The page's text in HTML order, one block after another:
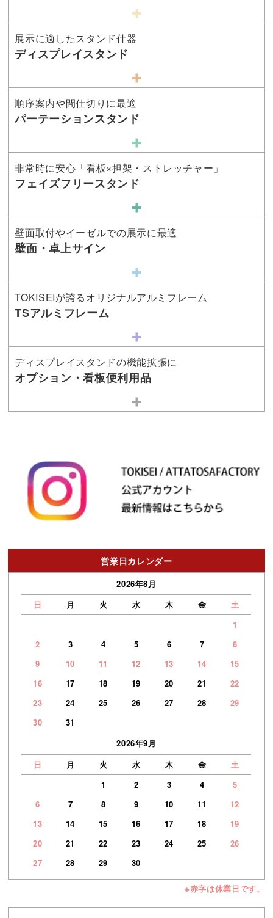
展示に適したスタンド什器
ディスプレイスタンド
順序案内や間仕切りに最適
パーテーションスタンド
非常時に安心「看板×担架・ストレッチャー」
フェイズフリースタンド
壁面取付やイーゼルでの展示に最適
壁面・卓上サイン
TOKISEIが誇るオリジナルアルミフレーム
TSアルミフレーム
ディスプレイスタンドの機能拡張に
オプション・看板便利用品
営業日カレンダー
2026年8月
日
月 火 水 木 金
土
1
2
3 4 5 6 7
8
9
10 11 12 13 14
15
16
17 18 19 20 21
22
23
24 25 26 27 28
29
30
31
2026年9月
日
月 火 水 木 金
土
1
2 3 4
5
6
7 8 9 10 11
12
13
14 15 16 17 18
19
20
21 22 23 24 25
26
27
28 29 30
※赤字は休業日です。